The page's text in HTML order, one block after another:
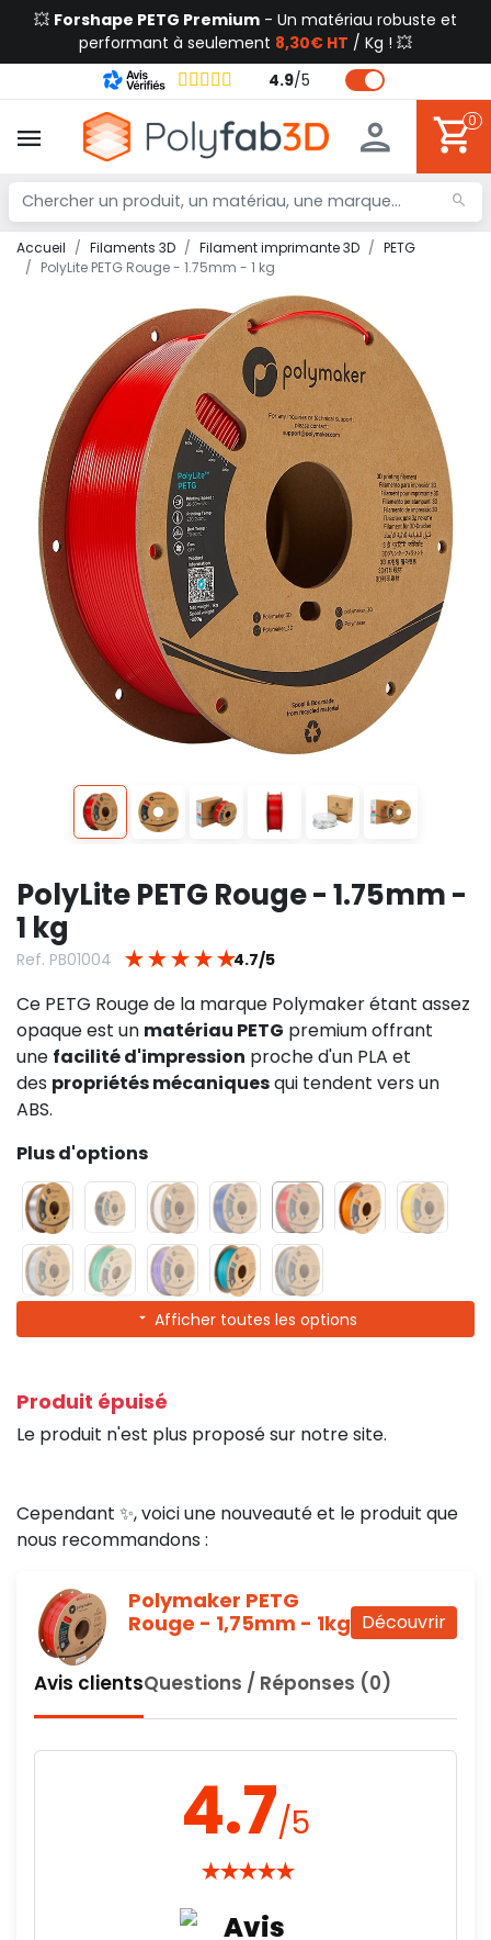
💥 Forshape PETG Premium - Un matériau robuste et
performant à seulement 8,30€ HT / Kg ! 💥
4.9/5
0
Accueil Filaments 3D Filament imprimante 3D
PETG
PolyLite PETG Rouge - 1.75mm - 1 kg
PolyLite PETG Rouge - 1.75mm -
1 kg
Ref. PB01004 ★ ★ ★ ★ ★4.7/5
Ce PETG Rouge de la marque Polymaker étant assez
opaque est un matériau PETG premium offrant
une facilité d'impression proche d'un PLA et
des propriétés mécaniquesqui tendent vers un
ABS.
Plus d'options
Afficher toutes les options
Produit épuisé
Le produit n'est plus proposé sur notre site.
Cependant ✨, voici une nouveauté et le produit que
nous recommandons :
Découvrir
Polymaker PETG
Rouge - 1,75mm - 1kg
Avis clientsQuestions / Réponses (0)
4.7/5
★★★★★